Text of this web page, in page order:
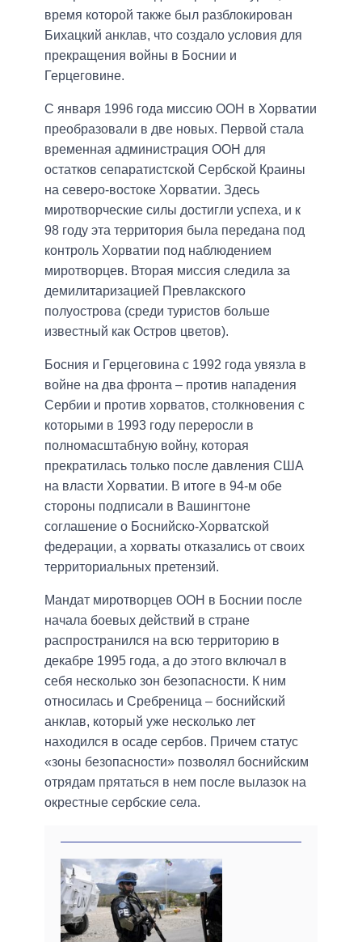
время которой также был разблокирован
Бихацкий анклав, что создало условия для
прекращения войны в Боснии и
Герцеговине.
С января 1996 года миссию ООН в Хорватии
преобразовали в две новых. Первой стала
временная администрация ООН для
остатков сепаратистской Сербской Краины
на северо-востоке Хорватии. Здесь
миротворческие силы достигли успеха, и к
98 году эта территория была передана под
контроль Хорватии под наблюдением
миротворцев. Вторая миссия следила за
демилитаризацией Превлакского
полуострова (среди туристов больше
известный как Остров цветов).
Босния и Герцеговина с 1992 года увязла в
войне на два фронта – против нападения
Сербии и против хорватов, столкновения с
которыми в 1993 году переросли в
полномасштабную войну, которая
прекратилась только после давления США
на власти Хорватии. В итоге в 94-м обе
стороны подписали в Вашингтоне
соглашение о Боснийско-Хорватской
федерации, а хорваты отказались от своих
территориальных претензий.
Мандат миротворцев ООН в Боснии после
начала боевых действий в стране
распространился на всю территорию в
декабре 1995 года, а до этого включал в
себя несколько зон безопасности. К ним
относилась и Сребреница – боснийский
анклав, который уже несколько лет
находился в осаде сербов. Причем статус
«зоны безопасности» позволял боснийским
отрядам прятаться в нем после вылазок на
окрестные сербские села.